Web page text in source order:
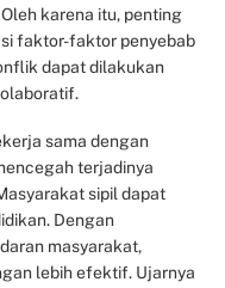
karena itu, penting
faktor-faktor penyebab
dapat dilakukan
sama dengan
terjadinya
sipil dapat
Dengan
masyarakat,
lebih efektif. Ujarnya